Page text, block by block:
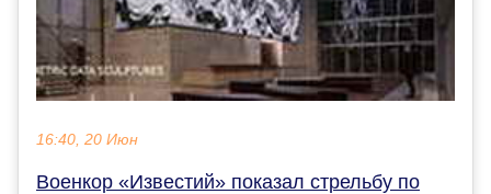
16:40, 20 Июн
Военкор «Известий» показал стрельбу по